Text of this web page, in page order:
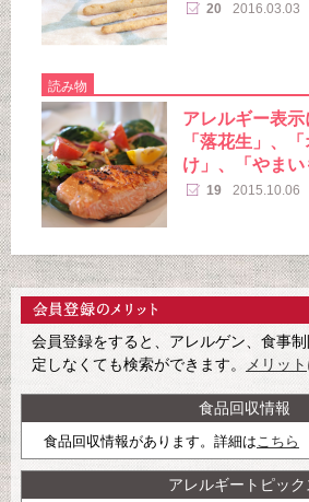
20 2016.03.03
読み物
アレルギー表示
「落花生」、
け」、「やまい
19 2015.10.06
会員登録をすると、アレルゲン、食事
定しなくても検索ができます。
メリット
食品回収情報
食品回収情報があります。詳細はこちら
アレルギートピック